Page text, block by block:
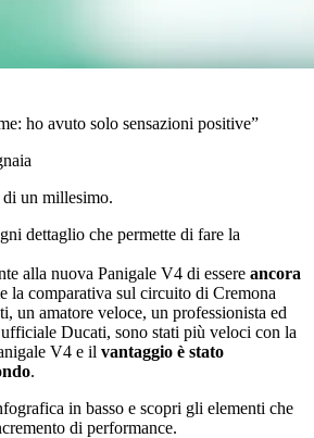
ho avuto solo sensazioni positive”
di un millesimo.
dettaglio che permette di fare la
alla nuova Panigale V4 di essere ancora
la comparativa sul circuito di Cremona
un amatore veloce, un professionista ed
Ducati, sono stati più veloci con la
V4 e il vantaggio è stato
.
in basso e scopri gli elementi che
di performance.